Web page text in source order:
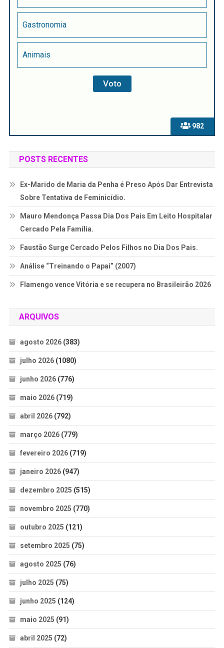
982
Gastronomia
Animais
POSTS RECENTES
Ex-Marido de Maria da Penha é Preso Após Dar Entrevista
Sobre Tentativa de Feminicídio.
Mauro Mendonça Passa Dia Dos Pais Em Leito Hospitalar
Cercado Pela Família.
Faustão Surge Cercado Pelos Filhos no Dia Dos Pais.
Análise “Treinando o Papai” (2007)
Flamengo vence Vitória e se recupera no Brasileirão 2026
ARQUIVOS
agosto 2026(383)
julho 2026(1080)
junho 2026(776)
maio 2026(719)
abril 2026(792)
março 2026(779)
fevereiro 2026(719)
janeiro 2026(947)
dezembro 2025 (515)
novembro 2025 (770)
outubro 2025 (121)
setembro 2025 (75)
agosto 2025 (76)
julho 2025 (75)
junho 2025 (124)
maio 2025 (91)
abril 2025 (72)